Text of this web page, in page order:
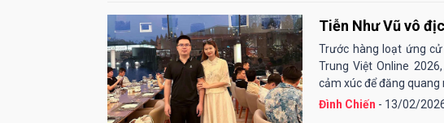
Tiễn Như Vũ vô
Trước hàng loạt ứng
Trung Việt Online
cảm xúc để đăng quang
Đình Chiến - 13/02/